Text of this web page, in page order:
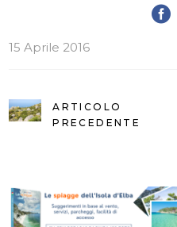
15 Aprile 2016
ARTICOLO
PRECEDENTE